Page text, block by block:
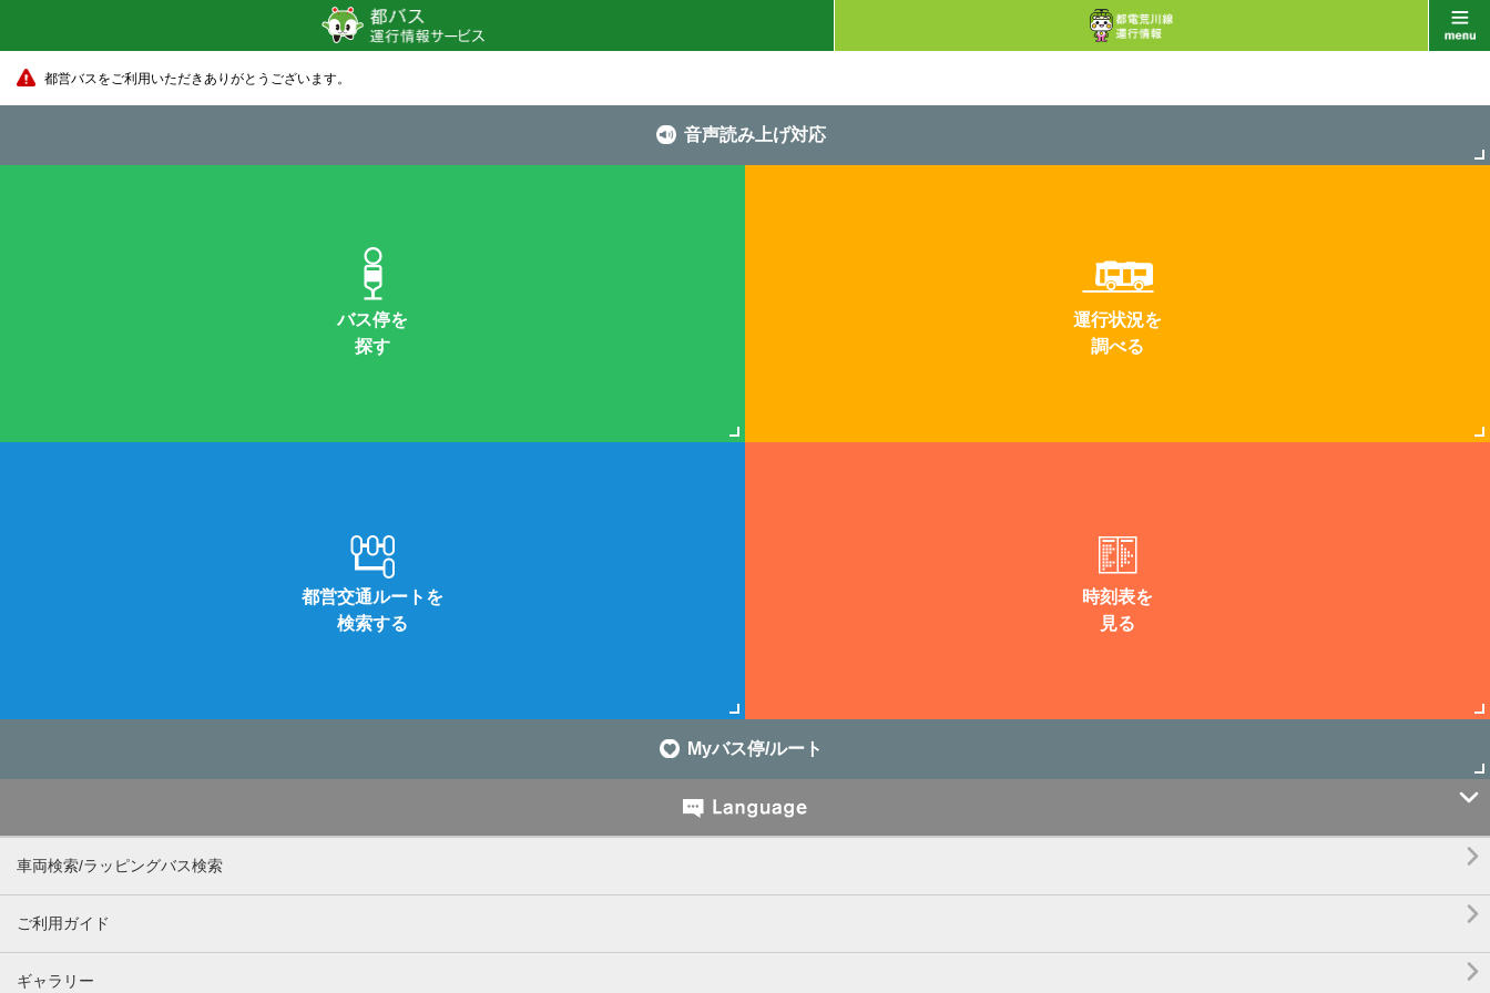
都営バスをご利用いただきありがとうございます。
音声読み上げ対応
バス停を
探す
運行状況を
調べる
都営交通ルートを
検索する
時刻表を
見る
Myバス停/ルート

車両検索/ラッピングバス検索 
ご利用ガイド 
ギャラリー 